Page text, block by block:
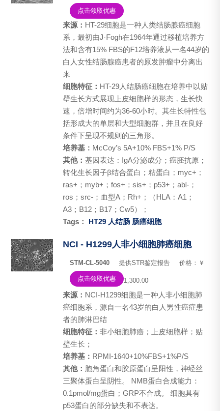
点击领取优惠
来源： HT-29细胞是一种人类结肠腺癌细胞
系，最初由J·Fogh在1964年通过移植培养方
法和含有15% FBS的F12培养液从一名44岁的
白人女性结肠腺癌患者的原发肿瘤中分离出
来
细胞特征： HT-29人结肠癌细胞在培养中以贴
壁生长方式展现上皮细胞样的形态，生长快
速，倍增时间约为36-60小时。其生长特性包
括形成大的单层和大型细胞群，并且在良好
条件下呈现不规则的三角形。
培养基： McCoy’s 5A+10% FBS+1% P/S
其他： 基因表达：IgA分泌成分；癌胚抗原；
转化生长因子β结合蛋白；粘蛋白；myc+；
ras+；myb+；fos+；sis+；p53+；abl-；
ros；src-；血型A；Rh+；（HLA：A1；
A3；B12；B17；Cw5）；
Tags：
HT29 人结肠 肠癌细胞
NCI - H1299人非小细胞肺癌细胞
STM-CL-5040 提供STR鉴定报告 价格：￥
1,300.00
点击领取优惠
来源： NCI-H1299细胞是一种人非小细胞肺
癌细胞系，源自一名43岁的白人男性癌症患
者的肺淋巴结
细胞特征： 非小细胞肺癌；上皮细胞样；贴
壁生长；
培养基： RPMI-1640+10%FBS+1%P/S
其他： 胞角蛋白和胶原蛋白呈阳性，神经丝
三聚体蛋白呈阴性。 NMB蛋白合成能力：
0.1pmol/mg蛋白；GRP不合成。 细胞具有
p53蛋白的部分缺失和不表达。